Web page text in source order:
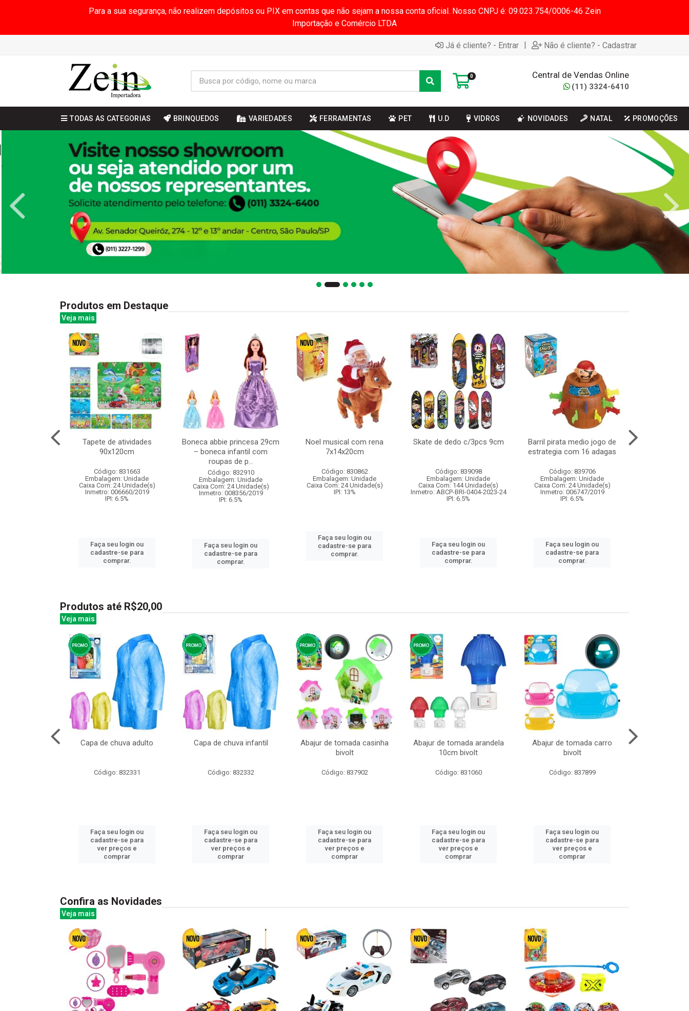
Para a sua segurança, não realizem depósitos ou PIX em contas que não sejam a nossa conta oficial. Nosso CNPJ é: 09.023.754/0006-46 Zein
Importação e Comércio LTDA
Já é cliente? - Entrar | Não é cliente? - Cadastrar
0 Central de Vendas Online
(11) 3324-6410
TODAS AS CATEGORIAS BRINQUEDOS VARIEDADES FERRAMENTAS PET U.D VIDROS NOVIDADES NATAL PROMOÇÕES
Produtos em Destaque
Veja mais
Tapete de atividades
90x120cm
Código: 831663
Embalagem: Unidade
Caixa Com: 24 Unidade(s)
Inmetro: 006660/2019
IPI: 6.5%
Faça seu login ou
cadastre-se para
comprar.
Boneca abbie princesa 29cm
– boneca infantil com
roupas de p...
Código: 832910
Embalagem: Unidade
Caixa Com: 24 Unidade(s)
Inmetro: 008356/2019
IPI: 6.5%
Faça seu login ou
cadastre-se para
comprar.
Noel musical com rena
7x14x20cm
Código: 830862
Embalagem: Unidade
Caixa Com: 24 Unidade(s)
IPI: 13%
Faça seu login ou
cadastre-se para
comprar.
Skate de dedo c/3pcs 9cm
Código: 839098
Embalagem: Unidade
Caixa Com: 144 Unidade(s)
Inmetro: ABCP-BRI-0404-2023-24
IPI: 6.5%
Faça seu login ou
cadastre-se para
comprar.
Barril pirata medio jogo de
estrategia com 16 adagas
Código: 839706
Embalagem: Unidade
Caixa Com: 24 Unidade(s)
Inmetro: 006747/2019
IPI: 6.5%
Faça seu login ou
cadastre-se para
comprar.
Produtos até R$20,00
Veja mais
Capa de chuva adulto
Código: 832331
Faça seu login ou
cadastre-se para
ver preços e
comprar
Capa de chuva infantil
Código: 832332
Faça seu login ou
cadastre-se para
ver preços e
comprar
Abajur de tomada casinha
bivolt
Código: 837902
Faça seu login ou
cadastre-se para
ver preços e
comprar
Abajur de tomada arandela
10cm bivolt
Código: 831060
Faça seu login ou
cadastre-se para
ver preços e
comprar
Abajur de tomada carro
bivolt
Código: 837899
Faça seu login ou
cadastre-se para
ver preços e
comprar
Confira as Novidades
Veja mais